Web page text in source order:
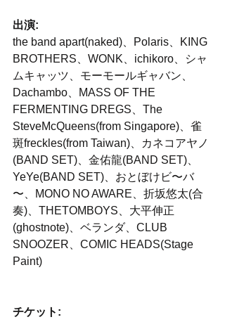
出演:
the band apart(naked)、Polaris、KING
BROTHERS、WONK、ichikoro、シャ
ムキャッツ、モーモールギャバン、
Dachambo、MASS OF THE
FERMENTING DREGS、The
SteveMcQueens(from Singapore)、雀
斑freckles(from Taiwan)、カネコアヤノ
(BAND SET)、金佑龍(BAND SET)、
YeYe(BAND SET)、おとぼけビ〜バ
〜、MONO NO AWARE、折坂悠太(合
奏)、THETOMBOYS、大平伸正
(ghostnote)、ベランダ、CLUB
SNOOZER、COMIC HEADS(Stage
Paint)
チケット: